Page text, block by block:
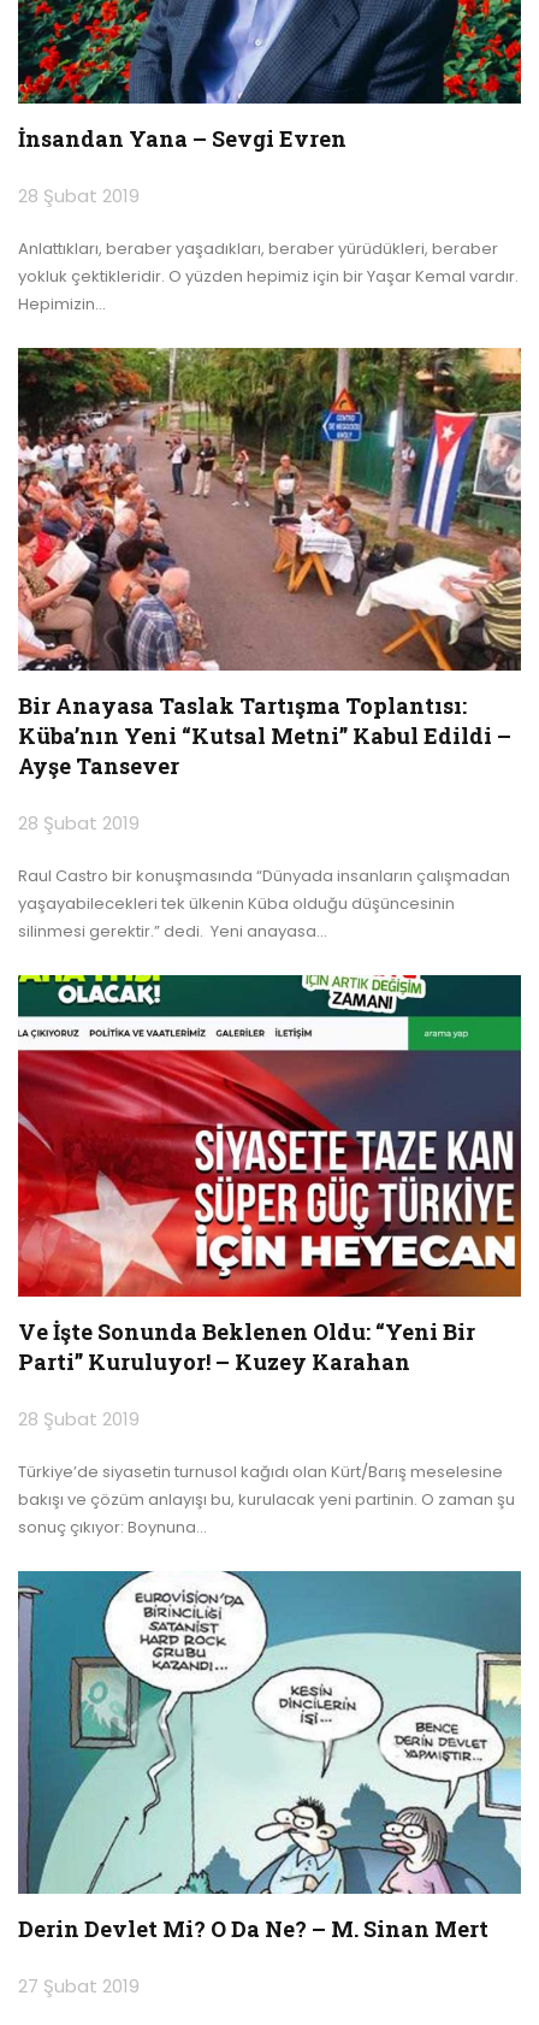
İnsandan Yana – Sevgi Evren
28 Şubat 2019
Anlattıkları, beraber yaşadıkları, beraber yürüdükleri, beraber
yokluk çektikleridir. O yüzden hepimiz için bir Yaşar Kemal vardır.
Hepimizin…
Bir Anayasa Taslak Tartışma Toplantısı:
Küba’nın Yeni “Kutsal Metni” Kabul Edildi –
Ayşe Tansever
28 Şubat 2019
Raul Castro bir konuşmasında “Dünyada insanların çalışmadan
yaşayabilecekleri tek ülkenin Küba olduğu düşüncesinin
silinmesi gerektir.” dedi. Yeni anayasa…
Ve İşte Sonunda Beklenen Oldu: “Yeni Bir
Parti” Kuruluyor! – Kuzey Karahan
28 Şubat 2019
Türkiye’de siyasetin turnusol kağıdı olan Kürt/Barış meselesine
bakışı ve çözüm anlayışı bu, kurulacak yeni partinin. O zaman şu
sonuç çıkıyor: Boynuna…
Derin Devlet Mi? O Da Ne? – M. Sinan Mert
27 Şubat 2019